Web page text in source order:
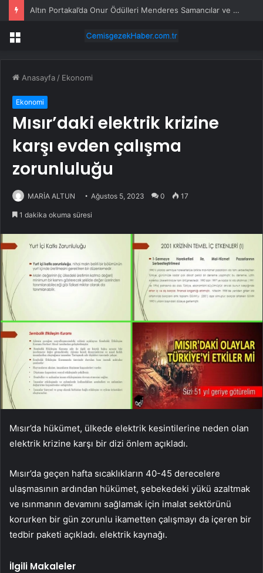
Altın Portakal’da Onur Ödülleri Menderes Samancılar ve Tilbe Saran’a
Menü
Anasayfa / Ekonomi
Ekonomi
Mısır’daki elektrik krizine
karşı evden çalışma
zorunluluğu
MARİA ALTUN Ağustos 5, 2023 0 17
1 dakika okuma süresi
Mısır’da hükümet, ülkede elektrik kesintilerine neden olan
elektrik krizine karşı bir dizi önlem açıkladı.
Mısır’da geçen hafta sıcaklıkların 40-45 derecelere
ulaşmasının ardından hükümet, şebekedeki yükü azaltmak
ve ısınmanın devamını sağlamak için imalat sektörünü
korurken bir gün zorunlu ikametten çalışmayı da içeren bir
tedbir paketi açıkladı. elektrik kaynağı.
İlgili Makaleler